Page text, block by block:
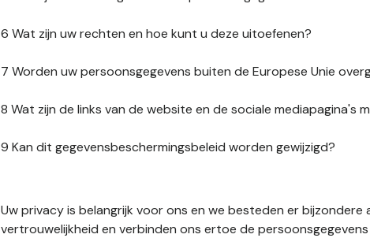
6 Wat zijn uw rechten en hoe kunt u deze uitoefenen?
7 Worden uw persoonsgegevens buiten de Europese Unie
8 Wat zijn de links van de website en de sociale mediapagina's
9 Kan dit gegevensbeschermingsbeleid worden gewijzigd?
Uw privacy is belangrijk voor ons en we besteden er
vertrouwelijkheid en verbinden ons ertoe de